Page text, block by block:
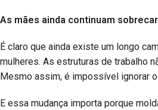
As mães ainda continuam
É claro que ainda existe um longo
mulheres. As estruturas de trabalho
Mesmo assim, é impossível ignorar
E essa mudança importa porque